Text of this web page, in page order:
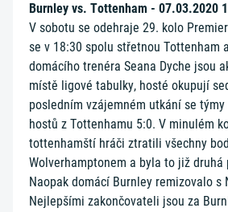
Burnley vs. Tottenham - 07.03.2020
V sobotu se odehraje 29. kolo
se v 18:30 spolu střetnou Tottenham
domácího trenéra Seana Dyche jsou
místě ligové tabulky, hosté okupují
posledním vzájemném utkání se
hostů z Tottenhamu 5:0. V minulém
tottenhamští hráči ztratili všechny
Wolverhamptonem a byla to již druhá
Naopak domácí Burnley remizovalo s
Nejlepšími zakončovateli jsou za